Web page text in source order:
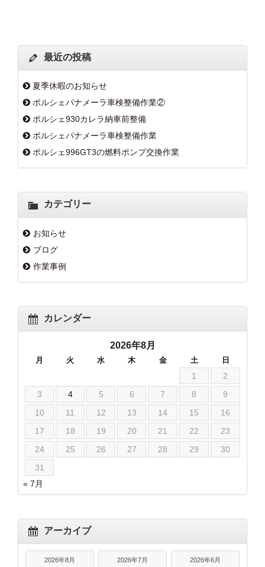
最近の投稿
夏季休暇のお知らせ
ポルシェパナメーラ車検整備作業②
ポルシェ930カレラ納車前整備
ポルシェパナメーラ車検整備作業
ポルシェ996GT3の燃料ポンプ交換作業
カテゴリー
お知らせ
ブログ
作業事例
カレンダー
2026年8月
月 火 水 木 金 土 日
1
2
3
4 5 6 7 8
9
10
11 12 13 14 15
16
17
18 19 20 21 22
23
24
25 26 27 28 29
30
31
« 7月
アーカイブ
2026年8月 2026年7月 2026年6月